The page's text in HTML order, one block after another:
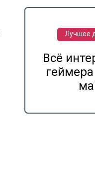
Лучшее
Всё